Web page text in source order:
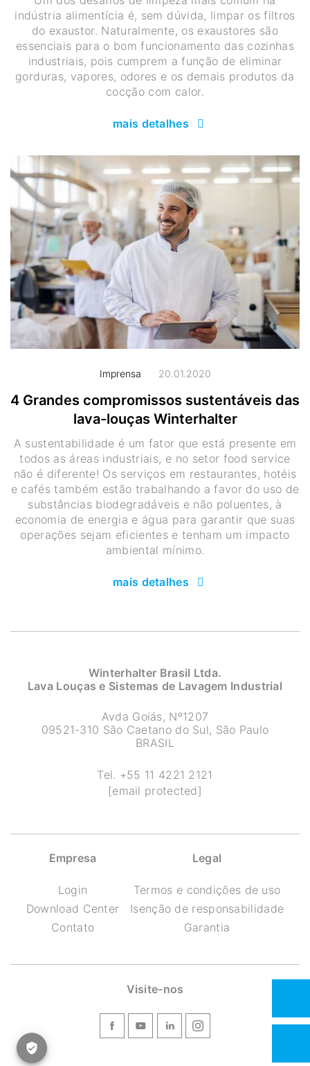
indústria alimentícia é, sem dúvida, limpar os filtros
do exaustor. Naturalmente, os exaustores são
essenciais para o bom funcionamento das cozinhas
industriais, pois cumprem a função de eliminar
gorduras, vapores, odores e os demais produtos da
cocção com calor.
mais detalhes
Imprensa 20.01.2020
4 Grandes compromissos sustentáveis das
lava-louças Winterhalter
A sustentabilidade é um fator que está presente em
todos as áreas industriais, e no setor food service
não é diferente! Os serviços em restaurantes, hotéis
e cafés também estão trabalhando a favor do uso de
substâncias biodegradáveis e não poluentes, à
economia de energia e água para garantir que suas
operações sejam eficientes e tenham um impacto
ambiental mínimo.
mais detalhes
Winterhalter Brasil Ltda.
Lava Louças e Sistemas de Lavagem Industrial
Avda Goiás, Nº1207
09521-310 São Caetano do Sul, São Paulo
BRASIL
Tel. +55 11 4221 2121
[email protected]
Empresa
Login
Download Center
Contato
Legal
Termos e condições de uso
Isenção de responsabilidade
Garantia
Visite-nos